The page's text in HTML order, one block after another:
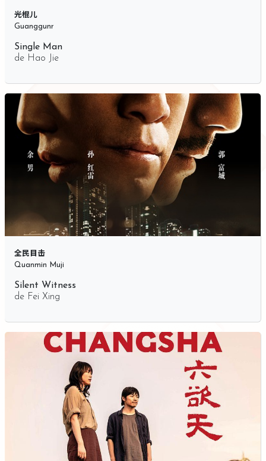
光棍儿
Guanggunr
Single Man
de Hao Jie
全民目击
Quanmin Muji
Silent Witness
de Fei Xing